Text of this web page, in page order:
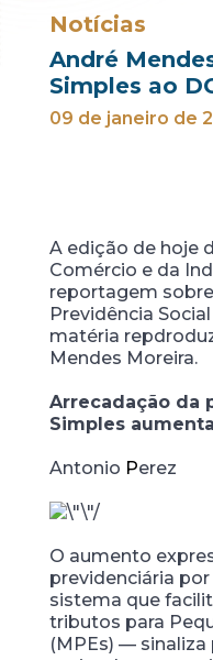
Notícias
André
Simples ao
09 de janeiro de
A edição de hoje
Comércio e da
reportagem
Previdência
matéria
Mendes Moreira.
Arrecadação da
Simples
Antonio Perez
O aumento
previdenciária
sistema que
tributos para
(MPEs) —